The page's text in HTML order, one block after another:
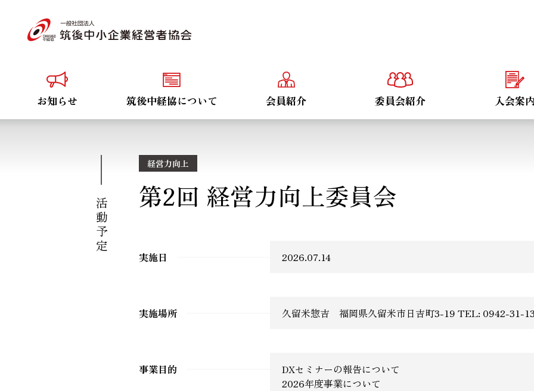
お知らせ 筑後中経協について 会員紹介 委員会紹介 入会案
活動予定
経営力向上
第2回 経営力向上委員会
実施日 2026.07.14
実施場所 久留米惣吉 福岡県久留米市日吉町3-19 TEL: 0942-31-
事業目的
DXセミナーの報告について
2026年度事業について